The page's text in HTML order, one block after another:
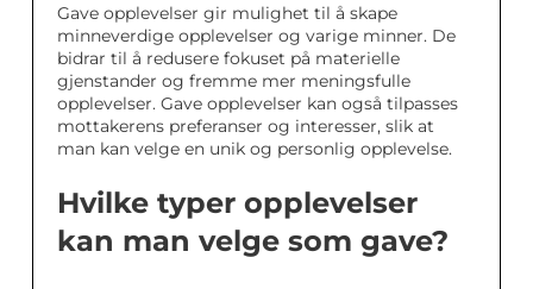
Gave opplevelser gir mulighet til å skape
minneverdige opplevelser og varige minner. De
bidrar til å redusere fokuset på materielle
gjenstander og fremme mer meningsfulle
opplevelser. Gave opplevelser kan også tilpasses
mottakerens preferanser og interesser, slik at
man kan velge en unik og personlig opplevelse.
Hvilke typer opplevelser
kan man velge som gave?